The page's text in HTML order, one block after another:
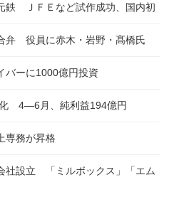
鉄 ＪＦＥなど試作成功、国内初
弁 役員に赤木・岩野・髙橋氏
ーに1000億円投資
化 4―6月、純利益194億円
専務が昇格
社設立 「ミルボックス」「エム